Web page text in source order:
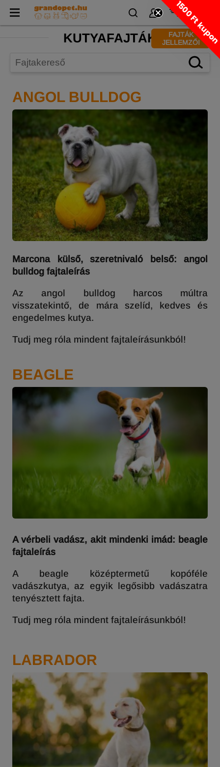
KUTYAFAJTÁK
ANGOL BULLDOG
Marcona külső, szeretnivaló belső: angol
bulldog fajtaleírás
Az angol bulldog harcos múltra
visszatekintő, de mára szelíd, kedves és
engedelmes kutya.
Tudj meg róla mindent fajtaleírásunkból!
BEAGLE
A vérbeli vadász, akit mindenki imád: beagle
fajtaleírás
A beagle középtermetű kopóféle
vadászkutya, az egyik legősibb vadászatra
tenyésztett fajta.
Tudj meg róla mindent fajtaleírásunkból!
LABRADOR
FAJTÁK
JELLEMZŐI
1500 Ft